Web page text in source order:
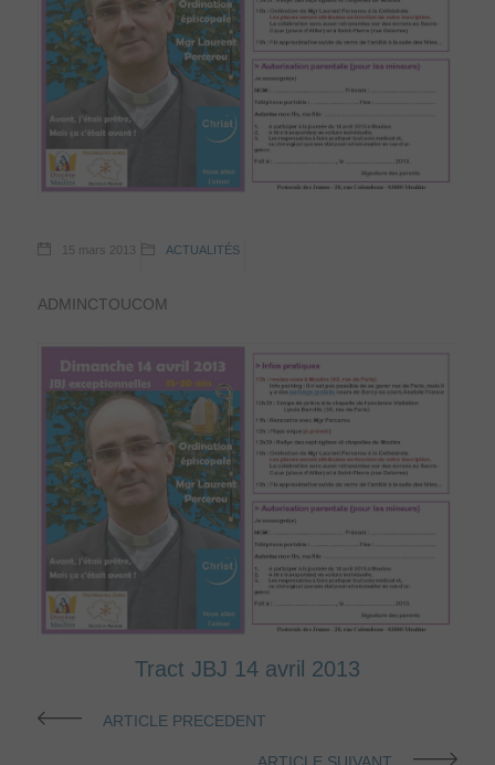
15 mars 2013 ACTUALITÉS
ADMINCTOUCOM
Tract JBJ 14 avril 2013
ARTICLE PRECEDENT